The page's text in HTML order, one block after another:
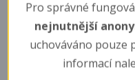
týdně, mláďata denně)
Dožívá se
více než 40 let
Pro správné
nejnutnější
uchováváno pouze
informací